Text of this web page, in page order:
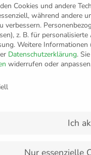
FANSHOP
Stars zum
den Beach
Zum zehnten Mal
Beach Days“ in
Cookies und andere
während andere
verbessern.
z. B. für
Weitere Informationen
Datenschutzerklärung.
widerrufen oder
Ich
Nur essenzielle